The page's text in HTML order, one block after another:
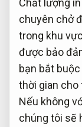
Chất lượng
chuyên chở
trong khu
được bảo
bạn bắt
thời gian cho
Nếu không
chúng tôi sẽ